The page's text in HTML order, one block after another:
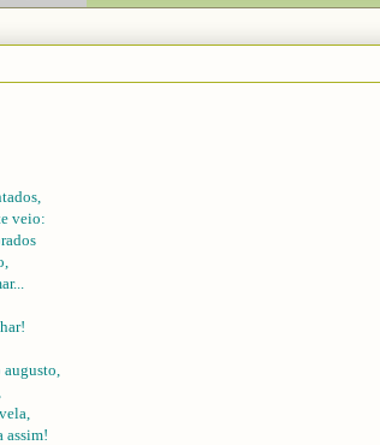
veio:
augusto,
assim!